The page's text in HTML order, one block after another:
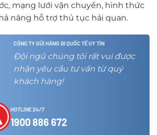
mạng lưới vận chuyển, hình thức
năng hỗ trợ thủ tục hải quan.
CÔNG TY GỬI HÀNG ĐI QUỐC TẾ UY TÍN
Đội ngũ chúng tôi rất vui được
nhận yêu cầu tư vấn từ quý
khách hàng!
HOTLINE 24/7
1900 886 672